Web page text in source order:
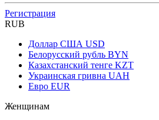
Регистрация
RUB
Доллар США USD
Белорусский рубль BYN
Казахстанский тенге KZT
Украинская гривна UAH
Евро EUR
Женщинам